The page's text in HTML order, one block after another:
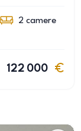
2 camere
122 000